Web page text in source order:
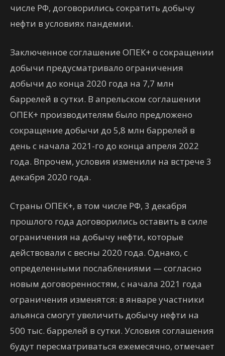
числе РФ, договорились сократить добычу
нефти в условиях пандемии.
Заключенное соглашение ОПЕК+ о сокращении
добычи предусматривало ограничения
добычи до конца 2020 года на 7,7 млн
баррелей в сутки. В апрельском соглашении
ОПЕК+ производителям было предложено
сокращение добычи до 5,8 млн баррелей в
день с начала 2021-го до конца апреля 2022
года. Впрочем, условия изменили на встрече 3
декабря 2020 года.
Страны ОПЕК+, в том числе РФ, 3 декабря
прошлого года договорились оставить в силе
ограничения на добычу нефти, которые
действовали с весны 2020 года. Однако, с
определенными послаблениями — согласно
новым договоренностям, с начала 2021 года
ограничения изменятся: в январе участники
альянса смогут увеличить добычу нефти на
500 тыс. баррелей в сутки. Условия соглашения
будут пересматриваться ежемесячно, отмечает